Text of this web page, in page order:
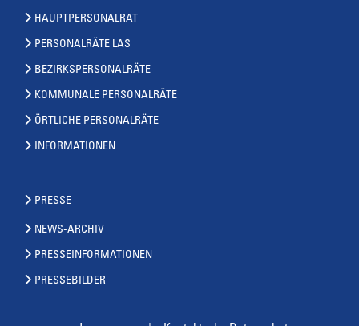
HAUPTPERSONALRAT
PERSONALRÄTE LAS
BEZIRKSPERSONALRÄTE
KOMMUNALE PERSONALRÄTE
ÖRTLICHE PERSONALRÄTE
INFORMATIONEN
PRESSE
NEWS-ARCHIV
PRESSEINFORMATIONEN
PRESSEBILDER